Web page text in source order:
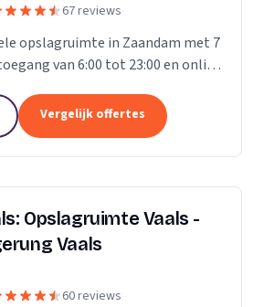
67 reviews
opslagruimte in Zaandam met 7
van 6:00 tot 23:00 en online
Vergelijk offertes
Opslagruimte Vaals -
Vaals
60 reviews